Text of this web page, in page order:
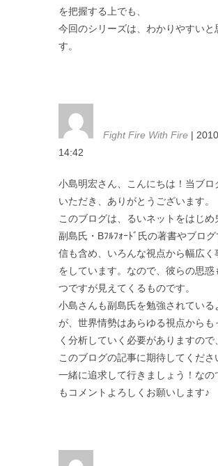
を把握する上でも、
今回のシリーズは、わかりやすいと
す。
Fight Fire With Fire |
14:42
小島明宏さん、こんにちは！当ブロ
いただき、ありがとうございます。
このブログは、るいネットをはじめ
副島氏・Bﾌﾙﾌｫｰﾄﾞ氏の著書やブロ
信も含め、いろんな視点から幅広く
をしています。なので、彼らの思惑
つですが見えてくるものです。
小島さんも副島氏を勉強されている
が、世界情勢はあらゆる視点からも
く分析していく必要がありますので
このブログの記事に期待してくださ
一緒に追求して行きましょう！なの
もコメントよろしくお願いします♪